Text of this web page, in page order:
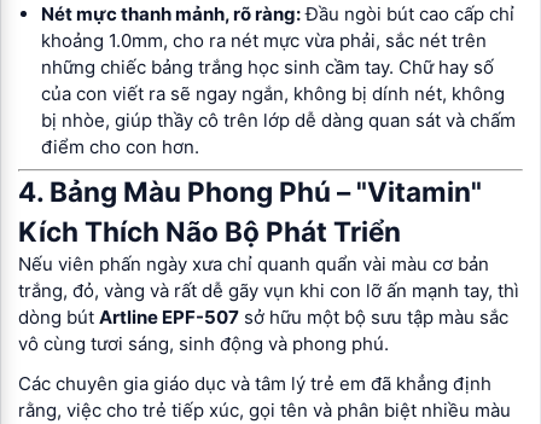
Nét mực thanh mảnh, rõ ràng:Đầu ngòi bút cao cấp chỉ
khoảng 1.0mm, cho ra nét mực vừa phải, sắc nét trên
những chiếc bảng trắng học sinh cầm tay. Chữ hay số
của con viết ra sẽ ngay ngắn, không bị dính nét, không
bị nhòe, giúp thầy cô trên lớp dễ dàng quan sát và chấm
điểm cho con hơn.
4. Bảng Màu Phong Phú – "Vitamin"
Kích Thích Não Bộ Phát Triển
Nếu viên phấn ngày xưa chỉ quanh quẩn vài màu cơ bản
trắng, đỏ, vàng và rất dễ gãy vụn khi con lỡ ấn mạnh tay, thì
dòng bút Artline EPF-507 sở hữu một bộ sưu tập màu sắc
vô cùng tươi sáng, sinh động và phong phú.
Các chuyên gia giáo dục và tâm lý trẻ em đã khẳng định
rằng, việc cho trẻ tiếp xúc, gọi tên và phân biệt nhiều màu